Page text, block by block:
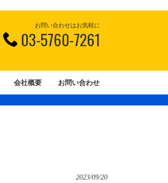
03-5760-7261
お問い合わせはお気軽に
会社概要 お問い合わせ
2023/09/20